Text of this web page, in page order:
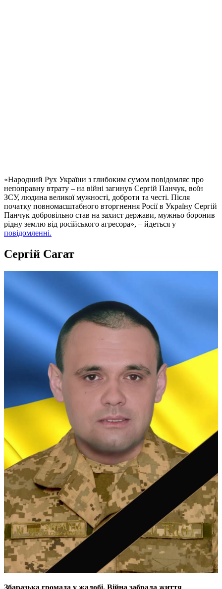
«Народний Рух України з глибоким сумом повідомляє про
непоправну втрату – на війні загинув Сергій Панчук, воїн
ЗСУ, людина великої мужності, доброти та честі. Після
початку повномасштабного вторгнення Росії в Україну Cергій
Панчук добровільно став на захист держави, мужньо боронив
рідну землю від російського агресора», – йдеться у
повідомленні.
Сергій Сагат
Збаразька громада у жалобі. Війна забрала життя